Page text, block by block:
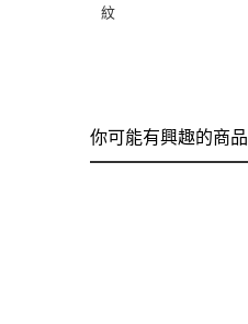
紋
你可能有興趣的商品